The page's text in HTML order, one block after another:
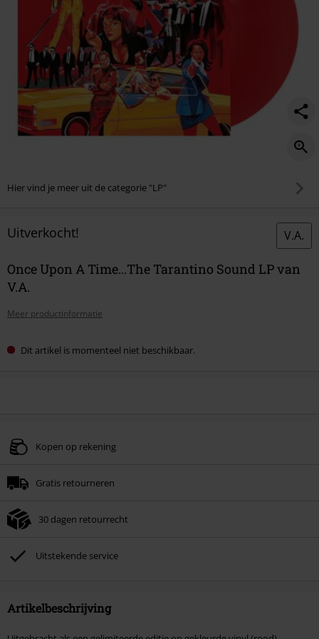
Hier vind je meer uit de categorie "LP"
Uitverkocht! V.A.
Once Upon A Time...The Tarantino Sound LP van
V.A.
Meer productinformatie
Dit artikel is momenteel niet beschikbaar.
Kopen op rekening
Gratis retourneren
30 dagen retourrecht
Uitstekende service
Artikelbeschrijving